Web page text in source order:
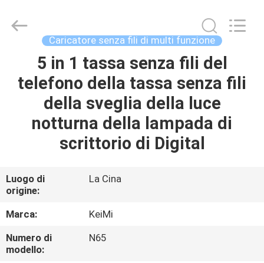
CASA
PRODOTTI
GIRO
DELLA
FABBRICA
Caricatore senza fili di multi funzione
5 in 1 tassa senza fili del
telefono della tassa senza fili
della sveglia della luce
notturna della lampada di
scrittorio di Digital
Luogo di
origine:
La Cina
Marca:
KeiMi
Numero di
modello:
N65